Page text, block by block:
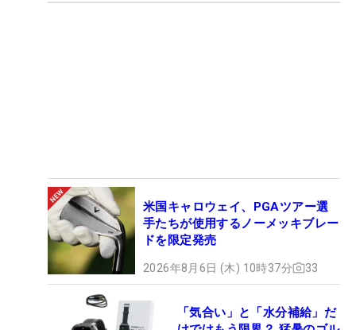
米国キャロウェイ、PGAツアー選
手たちが使用するノーメッキブレー
ドを限定発売
2026年8月6日 (木) 10時37分 33
「気合い」と「水分補給」だ